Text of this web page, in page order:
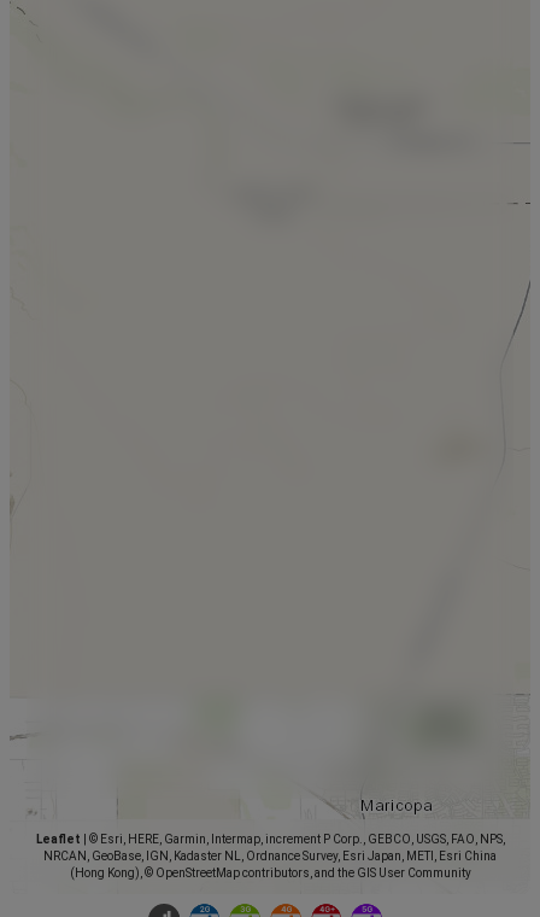
Leaflet
© Esri, HERE, Garmin, Intermap, increment P Corp., GEBCO, USGS, FAO, NPS,
NRCAN, GeoBase, IGN, Kadaster NL, Ordnance Survey, Esri Japan, METI, Esri China
(Hong Kong), © OpenStreetMap contributors, and the GIS User Community